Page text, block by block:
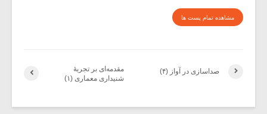
مشاهده تمام پست ها
مقدمه‌ای بر تجربۀ
شنیداری معماری (۱)
صداسازی در آواز (۴)